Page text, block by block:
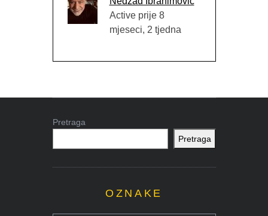
Active prije 8
mjeseci, 2 tjedna
Pretraga
Pretraga
OZNAKE